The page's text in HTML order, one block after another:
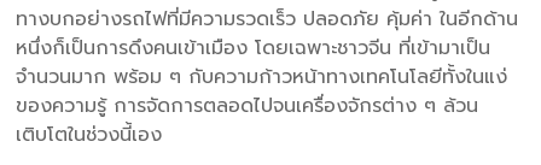
ทางบกอย่างรถไฟที่มีความรวดเร็ว ปลอดภัย คุ้มค่า ในอีกด้าน
หนึ่งก็เป็นการดึงคนเข้าเมือง โดยเฉพาะชาวจีน ที่เข้ามาเป็น
จำนวนมาก พร้อม ๆ กับความก้าวหน้าทางเทคโนโลยีทั้งในแง่
ของความรู้ การจัดการตลอดไปจนเครื่องจักรต่าง ๆ ล้วน
เติบโตในช่วงนี้เอง